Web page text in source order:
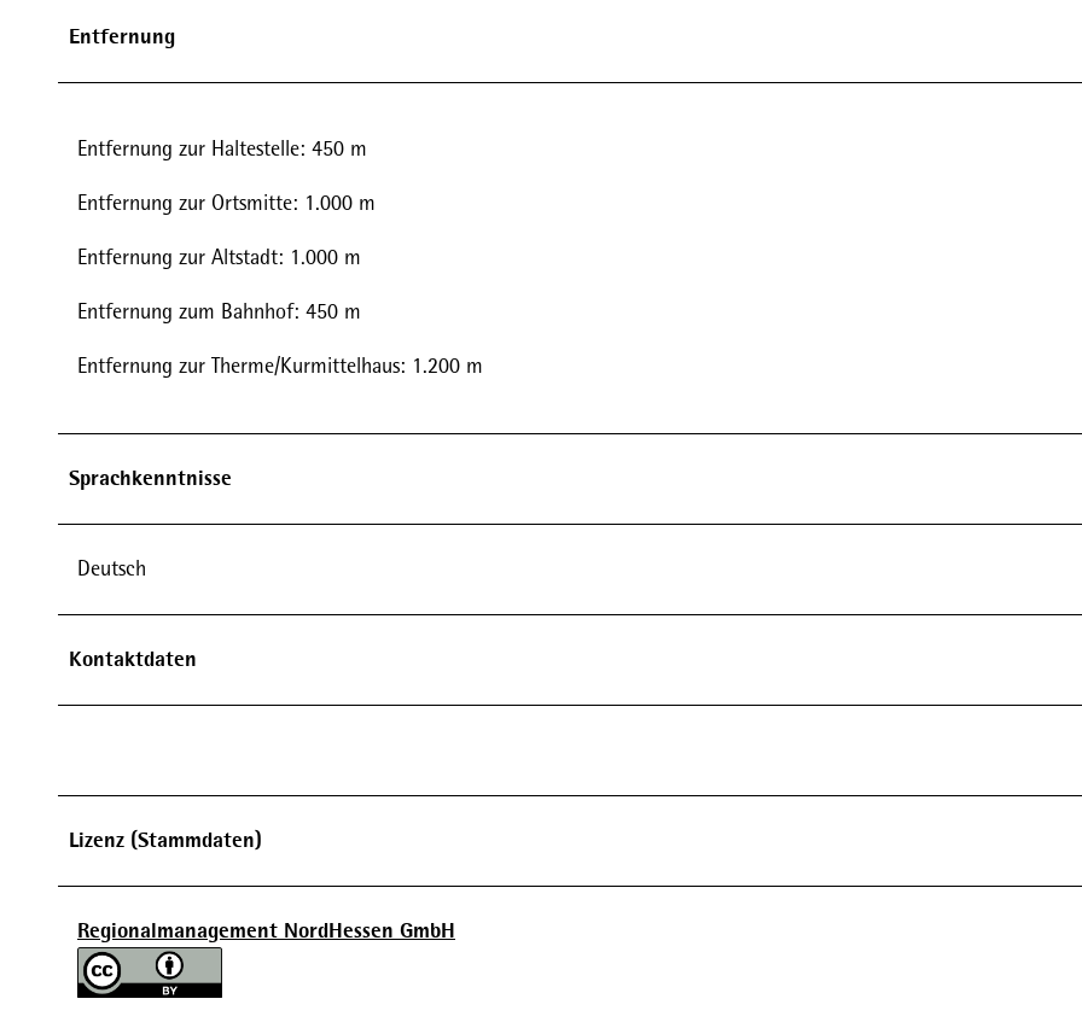
Entfernung
Entfernung zur Haltestelle: 450 m
Entfernung zur Ortsmitte: 1.000 m
Entfernung zur Altstadt: 1.000 m
Entfernung zum Bahnhof: 450 m
Entfernung zur Therme/Kurmittelhaus: 1.200 m
Sprachkenntnisse
Deutsch
Kontaktdaten
Lizenz (Stammdaten)
Regionalmanagement NordHessen GmbH